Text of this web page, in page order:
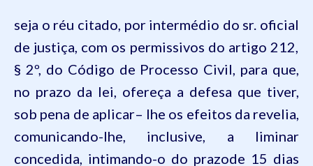
seja o réu citado, por intermédio do sr. oficial
de justiça, com os permissivos do artigo 212,
§ 2º, do Código de Processo Civil, para que,
no prazo da lei, ofereça a defesa que tiver,
sob pena de aplicar– lhe os efeitos da revelia,
comunicando-lhe, inclusive, a liminar
concedida, intimando-o do prazode 15 dias